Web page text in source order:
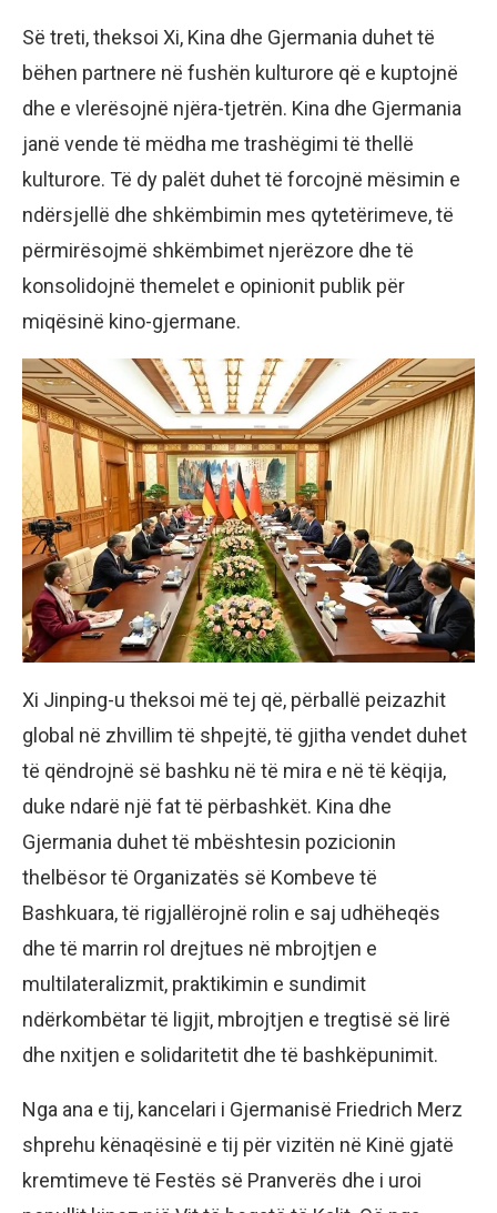
Së treti, theksoi Xi, Kina dhe Gjermania duhet të
bëhen partnere në fushën kulturore që e kuptojnë
dhe e vlerësojnë njëra-tjetrën. Kina dhe Gjermania
janë vende të mëdha me trashëgimi të thellë
kulturore. Të dy palët duhet të forcojnë mësimin e
ndërsjellë dhe shkëmbimin mes qytetërimeve, të
përmirësojmë shkëmbimet njerëzore dhe të
konsolidojnë themelet e opinionit publik për
miqësinë kino-gjermane.
Xi Jinping-u theksoi më tej që, përballë peizazhit
global në zhvillim të shpejtë, të gjitha vendet duhet
të qëndrojnë së bashku në të mira e në të këqija,
duke ndarë një fat të përbashkët. Kina dhe
Gjermania duhet të mbështesin pozicionin
thelbësor të Organizatës së Kombeve të
Bashkuara, të rigjallërojnë rolin e saj udhëheqës
dhe të marrin rol drejtues në mbrojtjen e
multilateralizmit, praktikimin e sundimit
ndërkombëtar të ligjit, mbrojtjen e tregtisë së lirë
dhe nxitjen e solidaritetit dhe të bashkëpunimit.
Nga ana e tij, kancelari i Gjermanisë Friedrich Merz
shprehu kënaqësinë e tij për vizitën në Kinë gjatë
kremtimeve të Festës së Pranverës dhe i uroi